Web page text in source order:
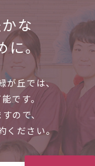
な
に。
が丘では、
です。
ので、
ください。